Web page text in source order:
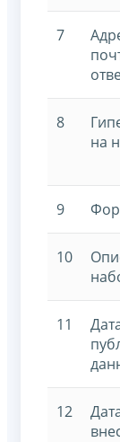
7
8
на
9
10
11
12